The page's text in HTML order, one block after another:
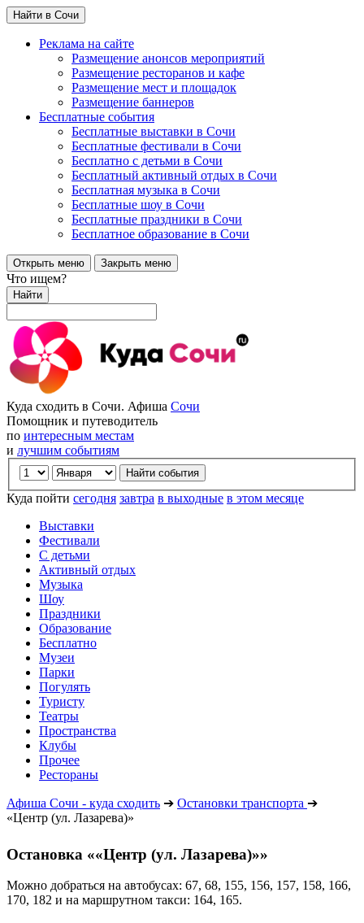
Найти в Сочи
Реклама на сайте
Размещение анонсов мероприятий
Размещение ресторанов и кафе
Размещение мест и площадок
Размещение баннеров
Бесплатные события
Бесплатные выставки в Сочи
Бесплатные фестивали в Сочи
Бесплатно с детьми в Сочи
Бесплатный активный отдых в Сочи
Бесплатная музыка в Сочи
Бесплатные шоу в Сочи
Бесплатные праздники в Сочи
Бесплатное образование в Сочи
Открыть меню Закрыть меню
Что ищем?
Найти
Куда сходить в Сочи. Афиша Сочи
Помощник и путеводитель
по интересным местам
и лучшим событиям
Куда пойти сегодня завтра в выходные в этом месяце
Выставки
Фестивали
С детьми
Активный отдых
Музыка
Шоу
Праздники
Образование
Бесплатно
Музеи
Парки
Погулять
Туристу
Театры
Пространства
Клубы
Прочее
Рестораны
Афиша Сочи - куда сходить ➔ Остановки транспорта ➔
«Центр (ул. Лазарева)»
Остановка ««Центр (ул. Лазарева)»»
Можно добраться на автобусах: 67, 68, 155, 156, 157, 158, 166,
170, 182 и на маршрутном такси: 164, 165.